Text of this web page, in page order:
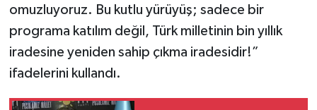
omuzluyoruz. Bu kutlu yürüyüş; sadece bir
programa katılım değil, Türk milletinin bin yıllık
iradesine yeniden sahip çıkma iradesidir!”
ifadelerini kullandı.